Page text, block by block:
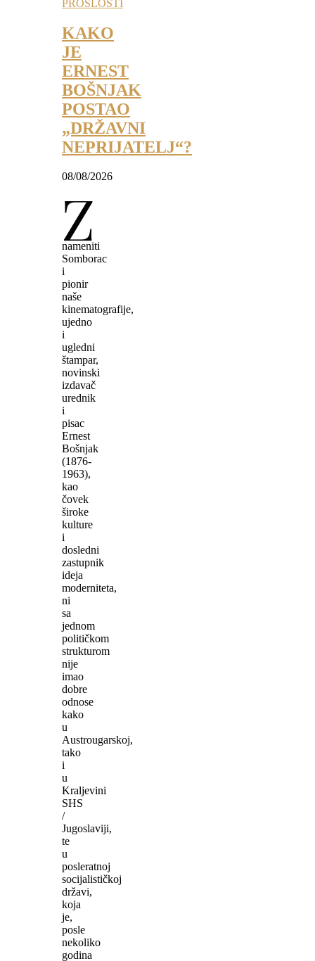
PROŠLOSTI
KAKO
JE
ERNEST
BOŠNJAK
POSTAO
„DRŽAVNI
NEPRIJATELJ“?
08/08/2026
Z
nameniti
Somborac
i
pionir
naše
kinematografije,
ujedno
i
ugledni
štampar,
novinski
izdavač
urednik
i
pisac
Ernest
Bošnjak
(1876-
1963),
kao
čovek
široke
kulture
i
dosledni
zastupnik
ideja
moderniteta,
ni
sa
jednom
političkom
strukturom
nije
imao
dobre
odnose
kako
u
Austrougarskoj,
tako
i
u
Kraljevini
SHS
/
Jugoslaviji,
te
u
posleratnoj
socijalističkoj
državi,
koja
je,
posle
nekoliko
godina